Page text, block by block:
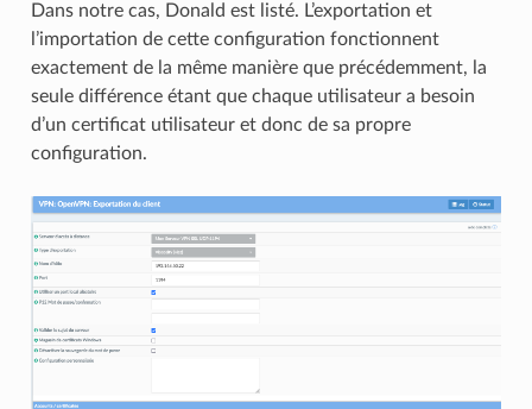
Dans notre cas, Donald est listé. L’exportation et
l’importation de cette configuration fonctionnent
exactement de la même manière que précédemment, la
seule différence étant que chaque utilisateur a besoin
d’un certificat utilisateur et donc de sa propre
configuration.